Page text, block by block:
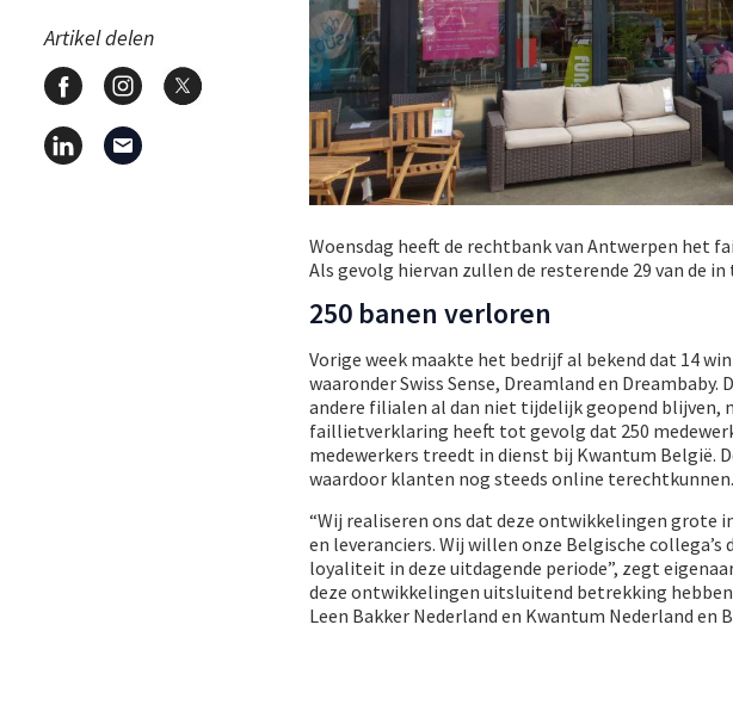
Artikel delen
Woensdag heeft de rechtbank van Antwerpen het
Als gevolg hiervan zullen de resterende 29 van de
250 banen verloren
Vorige week maakte het bedrijf al bekend dat 14
waaronder Swiss Sense, Dreamland en
andere filialen al dan niet tijdelijk geopend blijven,
faillietverklaring heeft tot gevolg dat 250
medewerkers treedt in dienst bij Kwantum België.
waardoor klanten nog steeds online terechtkunnen.
“Wij realiseren ons dat deze ontwikkelingen grote
en leveranciers. Wij willen onze Belgische
loyaliteit in deze uitdagende periode”, zegt
deze ontwikkelingen uitsluitend betrekking
Leen Bakker Nederland en Kwantum Nederland en